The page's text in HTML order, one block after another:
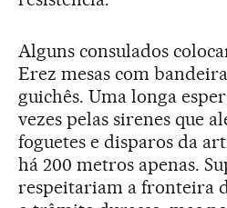
Alguns consulados
Erez mesas com
guichês. Uma longa
vezes pelas sirenes que
foguetes e disparos da
há 200 metros apenas.
respeitariam a fronteira